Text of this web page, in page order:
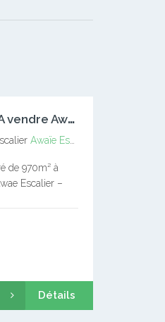
T
errain A vendre Awaïe Escalier
Awaïe Escalier
de 970m² à
Escalier –
Catholique –
Détails